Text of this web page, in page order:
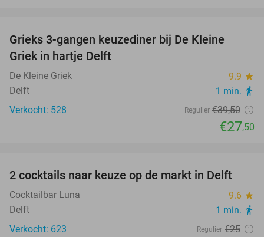
Grieks 3-gangen keuzediner bij De Kleine
Griek in hartje Delft
De Kleine Griek 9.9 star
Delft 1 min. directions_walk
Verkocht: 528 Regulier €39,50
€27,50
50%
2 cocktails naar keuze op de markt in Delft
Cocktailbar Luna 9.6 star
Delft 1 min. directions_walk
Verkocht: 623 Regulier €25